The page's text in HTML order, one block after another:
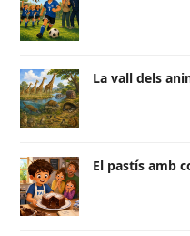
La vall dels
El pastís amb